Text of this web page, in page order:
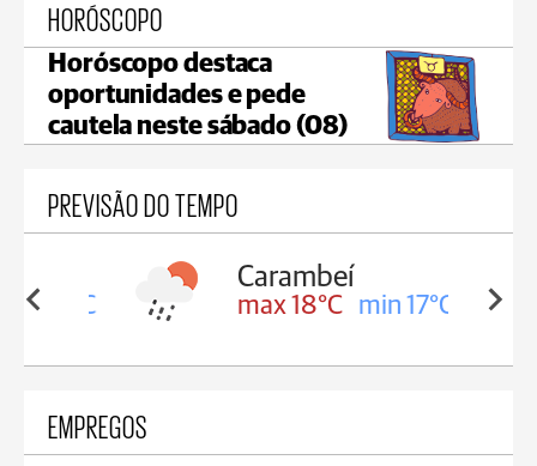
HORÓSCOPO
Horóscopo destaca
oportunidades e pede
cautela neste sábado (08)
PREVISÃO DO TEMPO
18°C
Carambeí
max 18°C min 17°C
EMPREGOS